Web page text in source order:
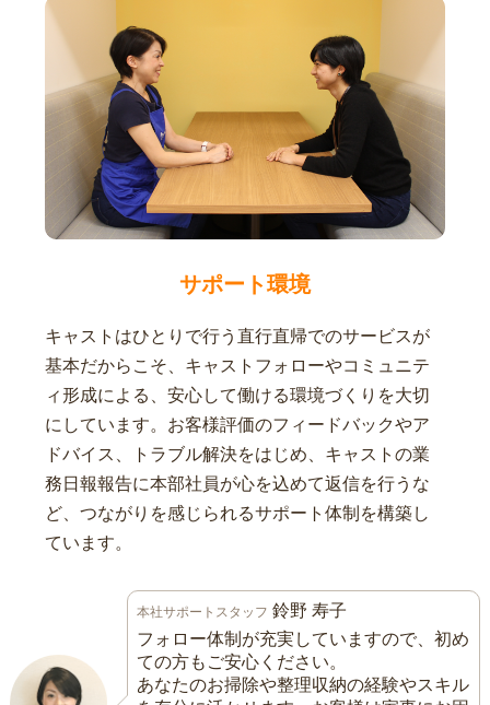
サポート環境
キャストはひとりで行う直行直帰でのサービスが
基本だからこそ、キャストフォローやコミュニテ
ィ形成による、安心して働ける環境づくりを大切
にしています。お客様評価のフィードバックやア
ドバイス、トラブル解決をはじめ、キャストの業
務日報報告に本部社員が心を込めて返信を行うな
ど、つながりを感じられるサポート体制を構築し
ています。
本社サポートスタッフ 鈴野 寿子
フォロー体制が充実していますので、初め
ての方もご安心ください。
あなたのお掃除や整理収納の経験やスキル